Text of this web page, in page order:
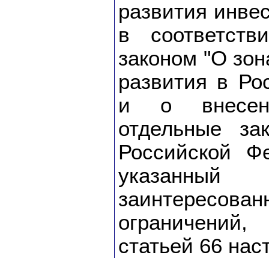
развития
в
законом "О
развития в
и о
отдельные
Российской
статьей 66